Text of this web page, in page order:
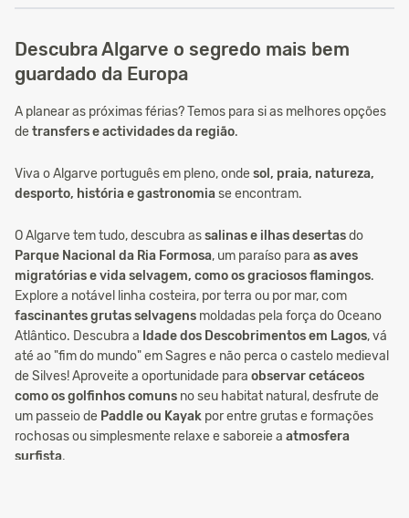
Descubra Algarve o segredo mais bem
guardado da Europa
A planear as próximas férias? Temos para si as melhores opções
detransfers e actividades da região.
Viva o Algarve português em pleno, ondesol, praia, natureza,
desporto, história e gastronomiase encontram.
O Algarve tem tudo, descubra assalinas e ilhas desertasdo
Parque Nacional da Ria Formosa, um paraíso para as aves
migratórias e vida selvagem, como os graciosos flamingos.
Explore a notável linha costeira, por terra ou por mar, com
fascinantes grutas selvagens moldadas pela força do Oceano
Atlântico. Descubra a Idade dos Descobrimentos em Lagos, vá
até ao "fim do mundo" em Sagres e não perca o castelo medieval
de Silves! Aproveite a oportunidade para observar cetáceos
como os golfinhos comuns no seu habitat natural, desfrute de
um passeio de Paddle ou Kayak por entre grutas e formações
rochosas ou simplesmente relaxe e saboreie a atmosfera
surfista.